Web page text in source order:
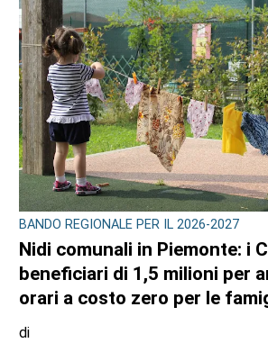
BANDO REGIONALE PER IL 2026-2027
Nidi comunali in Piemonte: i
beneficiari di 1,5 milioni per
orari a costo zero per le
di